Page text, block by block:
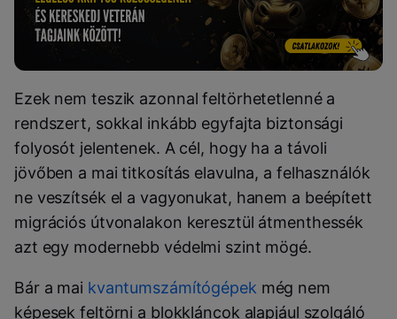
Ezek nem teszik azonnal feltörhetetlenné a
rendszert, sokkal inkább egyfajta biztonsági
folyosót jelentenek. A cél, hogy ha a távoli
jövőben a mai titkosítás elavulna, a felhasználók
ne veszítsék el a vagyonukat, hanem a beépített
migrációs útvonalakon keresztül átmenthessék
azt egy modernebb védelmi szint mögé.
Bár a mai kvantumszámítógépek még nem
képesek feltörni a blokkláncok alapjául szolgáló